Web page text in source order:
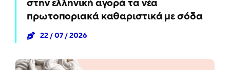
στην ελληνική αγορά τα νέα
πρωτοποριακά καθαριστικά με σόδα
22 / 07 / 2026